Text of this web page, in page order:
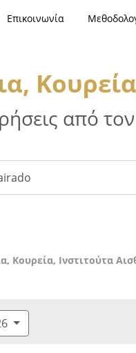
Επικοινωνία
από
Κουρεία, Ινστιτούτα